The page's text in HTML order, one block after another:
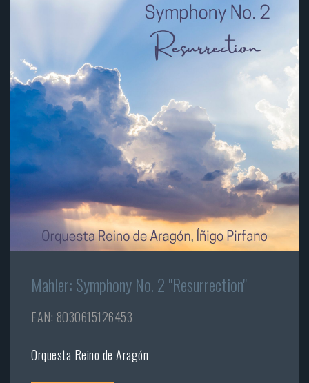
Mahler: Symphony No. 2 "Resurrection"
EAN: 8030615126453
Orquesta Reino de Aragón